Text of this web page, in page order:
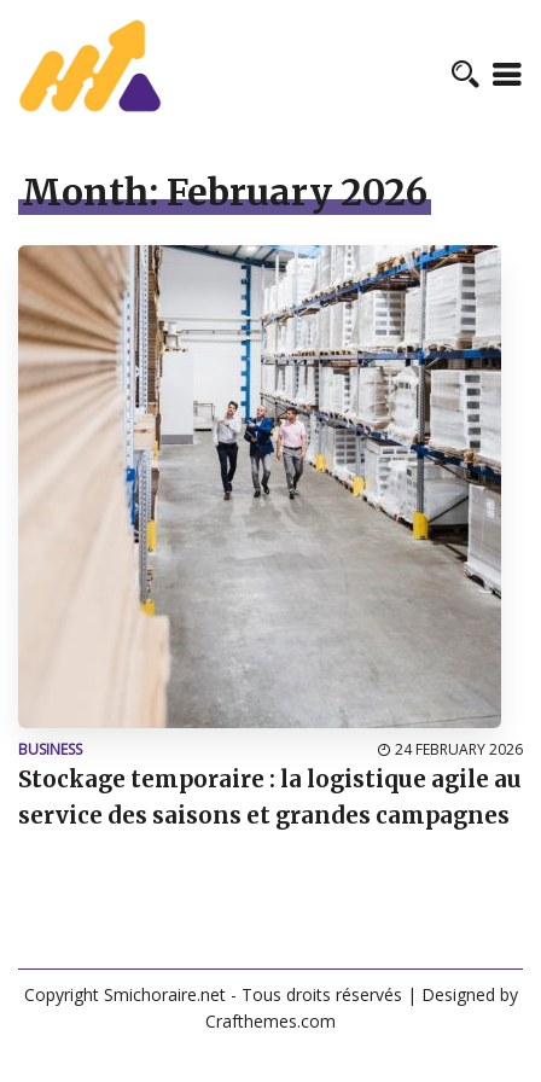
Month:February 2026
BUSINESS 24 FEBRUARY 2026
Stockage temporaire : la logistique agile au
service des saisons et grandes campagnes
Copyright Smichoraire.net - Tous droits réservés | Designed by
Crafthemes.com